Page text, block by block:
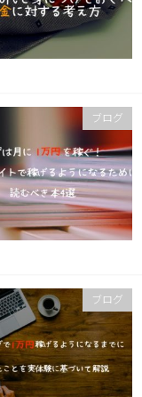
ブログ
ブログ